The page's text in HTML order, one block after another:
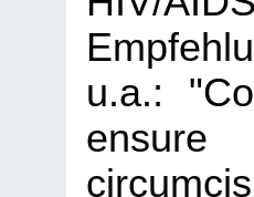
u.a.: